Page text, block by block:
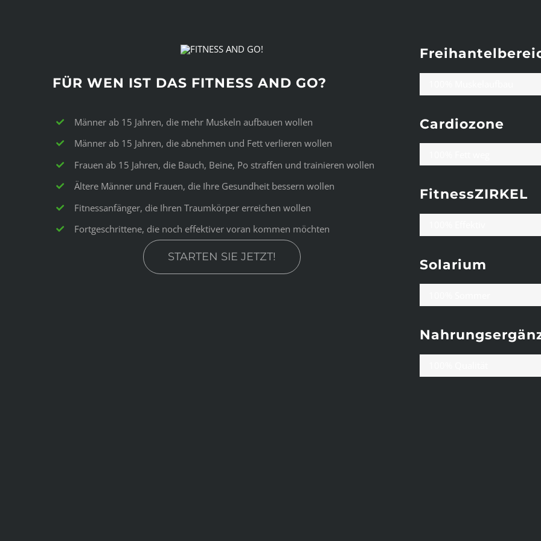
FÜR WEN IST DAS FITNESS AND GO?
Männer ab 15 Jahren, die mehr Muskeln aufbauen wollen
Männer ab 15 Jahren, die abnehmen und Fett verlieren wollen
Frauen ab 15 Jahren, die Bauch, Beine, Po straffen und trainieren wollen
Ältere Männer und Frauen, die Ihre Gesundheit bessern wollen
Fitnessanfänger, die Ihren Traumkörper erreichen wollen
Fortgeschrittene, die noch effektiver voran kommen möchten
STARTEN SIE JETZT!
Cardiozone
FitnessZIRKEL
Solarium